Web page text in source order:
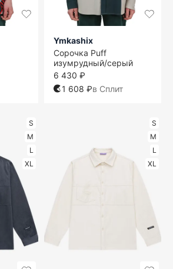
Ymkashix
Сорочка Puff
изумрудный/серый
6 430 ₽
1 608 ₽в Сплит
S
M
L
XL
S
M
L
XL